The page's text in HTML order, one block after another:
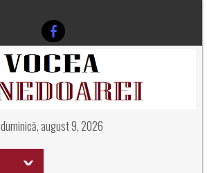
duminică, august 9, 2026